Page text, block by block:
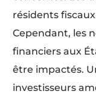
résidents
Cependant, les
financiers aux
être impactés.
investisseurs